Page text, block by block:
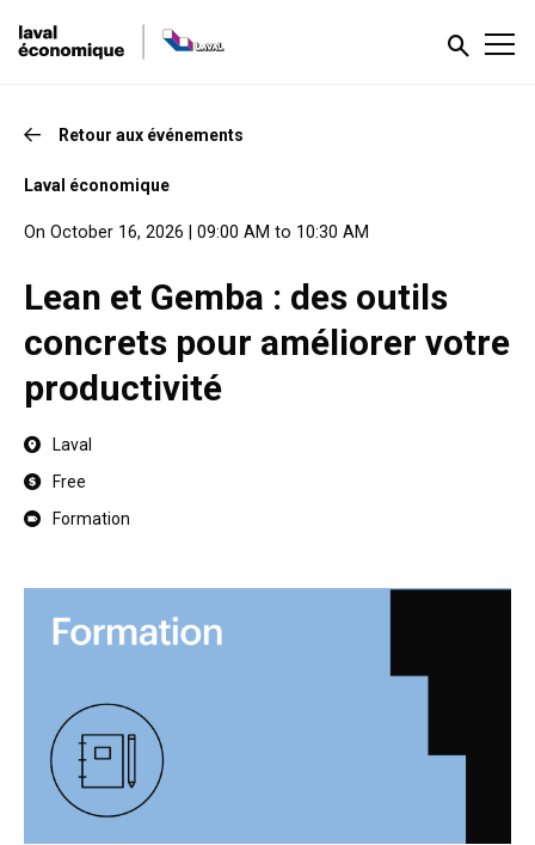
Retour aux événements
Laval économique
On October 16, 2026 | 09:00 AM to 10:30 AM
Lean et Gemba : des outils
concrets pour améliorer votre
productivité
Laval
Free
Formation